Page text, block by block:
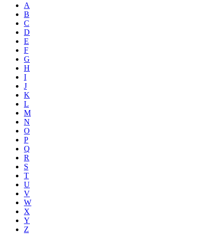
A
B
C
D
E
F
G
H
I
J
K
L
M
N
O
P
Q
R
S
T
U
V
W
X
Y
Z